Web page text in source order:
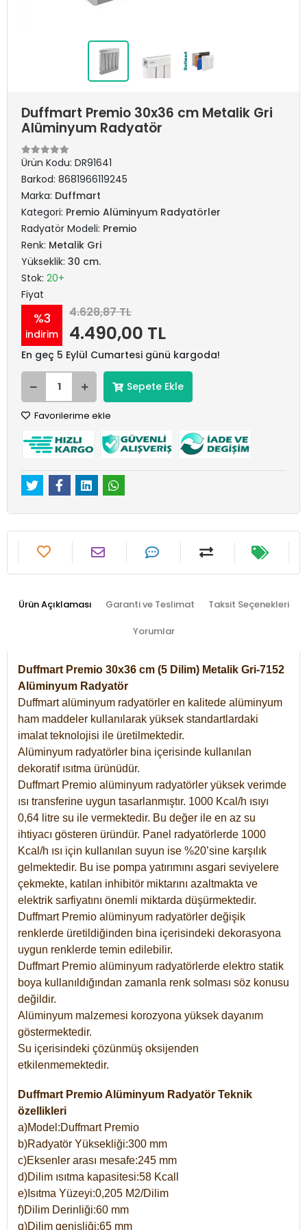
Duffmart Premio 30x36 cm Metalik Gri
Alüminyum Radyatör
Ürün Kodu: DR91641
Barkod: 8681966119245
Marka: Duffmart
Kategori: Premio Alüminyum Radyatörler
Radyatör Modeli: Premio
Renk: Metalik Gri
Yükseklik: 30 cm.
Stok: 20+
Fiyat
%3
indirim
4.628,87 TL
4.490,00 TL
En geç 5 Eylül Cumartesi günü kargoda!
Sepete Ekle
Favorilerime ekle
Ürün Açıklaması Garanti ve Teslimat Taksit Seçenekleri
Yorumlar
Duffmart Premio 30x36 cm (5 Dilim) Metalik Gri-7152
Alüminyum Radyatör
Duffmart alüminyum radyatörler en kalitede alüminyum
ham maddeler kullanılarak yüksek standartlardaki
imalat teknolojisi ile üretilmektedir.
Alüminyum radyatörler bina içerisinde kullanılan
dekoratif ısıtma ürünüdür.
Duffmart Premio alüminyum radyatörler yüksek verimde
ısı transferine uygun tasarlanmıştır. 1000 Kcal/h ısıyı
0,64 litre su ile vermektedir. Bu değer ile en az su
ihtiyacı gösteren üründür. Panel radyatörlerde 1000
Kcal/h ısı için kullanılan suyun ise %20’sine karşılık
gelmektedir. Bu ise pompa yatırımını asgari seviyelere
çekmekte, katılan inhibitör miktarını azaltmakta ve
elektrik sarfiyatını önemli miktarda düşürmektedir.
Duffmart Premio alüminyum radyatörler değişik
renklerde üretildiğinden bina içerisindeki dekorasyona
uygun renklerde temin edilebilir.
Duffmart Premio alüminyum radyatörlerde elektro statik
boya kullanıldığından zamanla renk solması söz konusu
değildir.
Alüminyum malzemesi korozyona yüksek dayanım
göstermektedir.
Su içerisindeki çözünmüş oksijenden
etkilenmemektedir.
Duffmart Premio Alüminyum Radyatör Teknik
özellikleri
a)Model:Duffmart Premio
b)Radyatör Yüksekliği:300 mm
c)Eksenler arası mesafe:245 mm
d)Dilim ısıtma kapasitesi:58 Kcall
e)Isıtma Yüzeyi:0,205 M2/Dilim
f)Dilim Derinliği:60 mm
g)Dilim genişliği:65 mm